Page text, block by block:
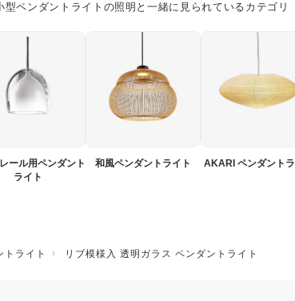
型ペンダントライトの照明と一緒に見られているカテゴリ
ール用ペンダント
ライト
和風ペンダントライト AKARI ペンダント
トライト リブ模様入 透明ガラス ペンダントライト